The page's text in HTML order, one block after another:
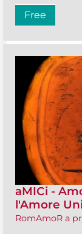
Free
aMICi -
l'Amore
RomAmoR a